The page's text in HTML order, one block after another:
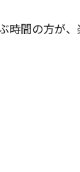
時間の方が